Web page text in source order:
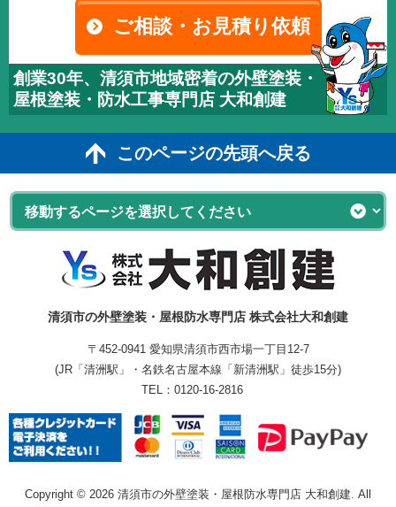
ご相談・お見積り依頼
創業30年、清須市地域密着の外壁塗装・
屋根塗装・防水工事専門店 大和創建
このページの先頭へ戻る
清須市の外壁塗装・屋根防水専門店 株式会社大和創建
〒452-0941 愛知県清須市西市場一丁目12-7
(JR「清洲駅」・名鉄名古屋本線「新清洲駅」徒歩15分)
TEL： 0120-16-2816
Copyright © 2026 清須市の外壁塗装・屋根防水専門店 大和創建. All